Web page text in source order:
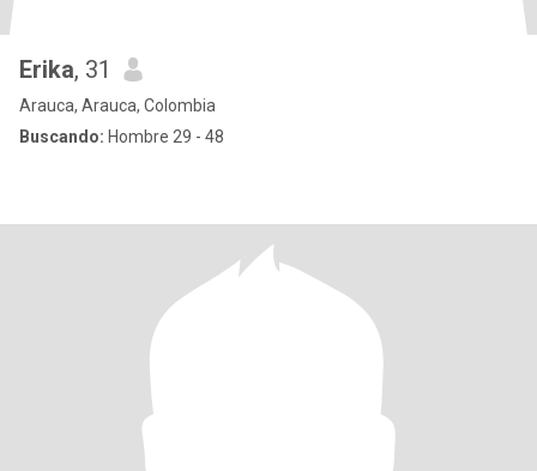
Erika, 31
Arauca, Arauca, Colombia
Buscando: Hombre 29 - 48